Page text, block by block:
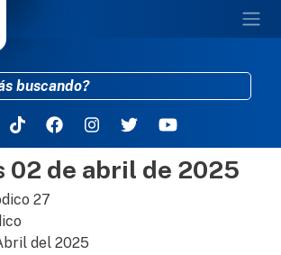
Pasar al contenido principal
02 de abril de 2025
27
del 2025